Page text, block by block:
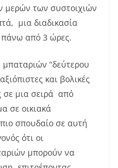
μερών των συστοιχιών
μια διαδικασία
πάνω από 3 ώρες.
μπαταριών “δεύτερου
και βολικές
σε μια σειρά από
σε οικιακά
σπουδαίο σε αυτή
ότι οι
μπορούν να